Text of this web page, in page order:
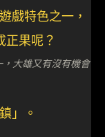
大雄又有沒有機會